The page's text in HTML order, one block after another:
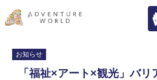
お知らせ
「福祉×アート×観光」バ